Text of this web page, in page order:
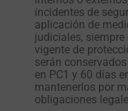
incidentes de
aplicación de
judiciales,
vigente de
serán
en PC1 y 60 días
mantenerlos por
obligaciones